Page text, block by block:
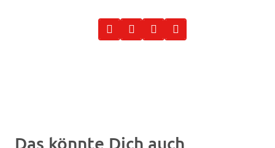
Das könnte Dich auch